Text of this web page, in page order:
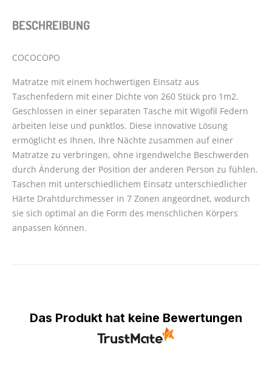
BESCHREIBUNG
COCOCOPO
Matratze mit einem hochwertigen Einsatz aus
Taschenfedern mit einer Dichte von 260 Stück pro 1m2.
Geschlossen in einer separaten Tasche mit Wigofil Federn
arbeiten leise und punktlos. Diese innovative Lösung
ermöglicht es Ihnen, Ihre Nächte zusammen auf einer
Matratze zu verbringen, ohne irgendwelche Beschwerden
durch Änderung der Position der anderen Person zu fühlen.
Taschen mit unterschiedlichem Einsatz unterschiedlicher
Härte Drahtdurchmesser in 7 Zonen angeordnet, wodurch
sie sich optimal an die Form des menschlichen Körpers
anpassen können.
Das Produkt hat keine Bewertungen